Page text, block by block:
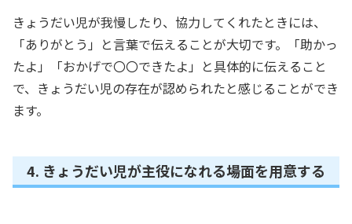
きょうだい児が我慢したり、協力してくれたときには、
「ありがとう」と言葉で伝えることが大切です。「助かっ
たよ」「おかげで〇〇できたよ」と具体的に伝えること
で、きょうだい児の存在が認められたと感じることができ
ます。
4. きょうだい児が主役になれる場面を用意する